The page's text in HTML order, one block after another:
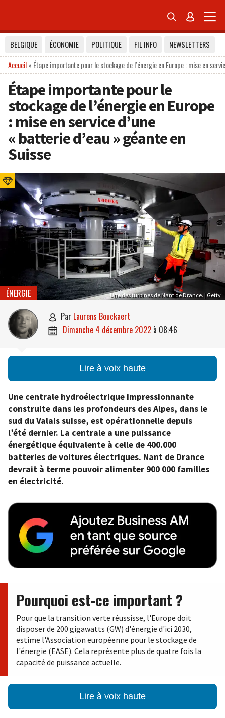
 
BELGIQUE ÉCONOMIE POLITIQUE FIL INFO
NEWSLETTERS
Accueil» Étape importante pour le stockage de l’énergie en Europe : mise en
Étape importante pour le
stockage de l’énergie en Europe
: mise en service d’une
« batterie d’eau » géante en
Suisse
Une des turbines de Nant de Drance. | Getty
ÉNERGIE
 par Laurens Bouckaert
 dimanche 4 décembre 2022 à 08:46
Lire à voix haute
Une centrale hydroélectrique impressionnante
construite dans les profondeurs des Alpes, dans le
sud du Valais suisse, est opérationnelle depuis
l’été dernier. La centrale a une puissance
énergétique équivalente à celle de 400.000
batteries de voitures électriques. Nant de Drance
devrait à terme pouvoir alimenter 900 000 familles
en électricité.
Pourquoi est-ce important ?
Pour que la transition verte réussisse, l'Europe doit
disposer de 200 gigawatts (GW) d'énergie d'ici 2030,
estime l'Association européenne pour le stockage de
l'énergie (EASE). Cela représente plus de quatre fois la
capacité de puissance actuelle.
Lire à voix haute